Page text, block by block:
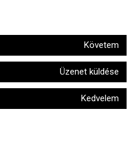
Követem
Üzenet küldése
Kedvelem